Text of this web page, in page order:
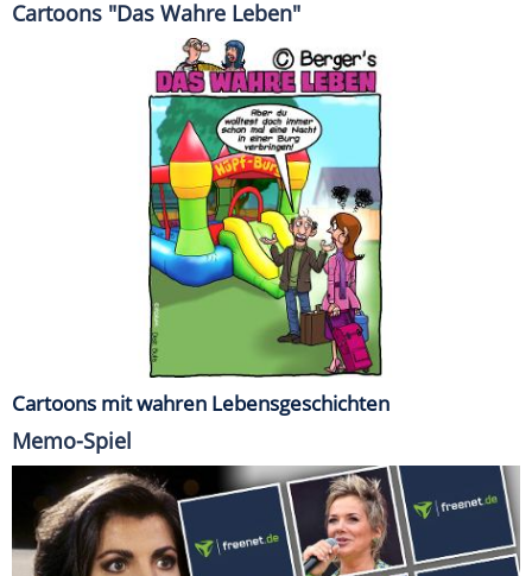
Cartoons "Das Wahre Leben"
Cartoons mit wahren Lebensgeschichten
Memo-Spiel